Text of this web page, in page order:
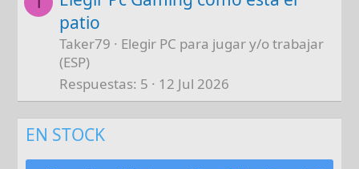
patio
Taker79
Elegir PC para jugar y/o trabajar
(ESP)
Respuestas 5 12 Jul 2026
EN STOCK